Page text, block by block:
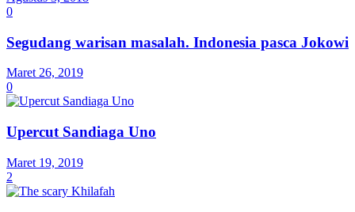
0
Segudang warisan masalah. Indonesia pasca Jokowi
Maret 26, 2019
0
Upercut Sandiaga Uno
Maret 19, 2019
2